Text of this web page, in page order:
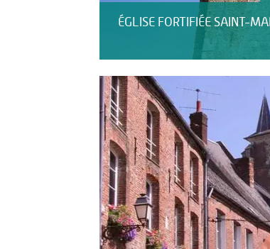
ÉGLISE FORTIFIÉE SAINT-